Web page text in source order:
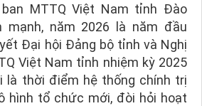
MTTQ Việt Nam tỉnh Đào
mạnh, năm 2026 là năm đầu
Đại hội Đảng bộ tỉnh và Nghị
Việt Nam tỉnh nhiệm kỳ 2025
là thời điểm hệ thống chính trị
hình tổ chức mới, đòi hỏi hoạt